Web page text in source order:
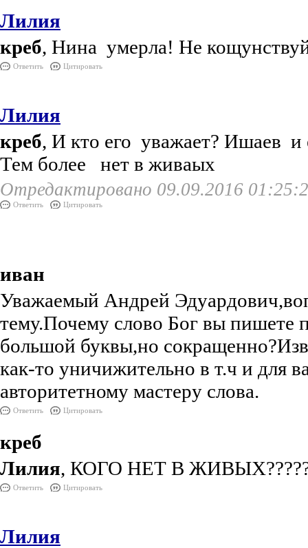
Лилия
креб, Нина умерла! Не
Ответить Цитировать
Лилия
креб, И кто его уважает? Ишаев и
Тем более нет в живаых
Отредактировано 09.09.2016
Ответить Цитировать
иван
Уважаемый Андрей
тему.Почему слово Бог вы пишете
большой буквы,но
как-то уничижительно в т.ч и для
авторитетному мастеру слова.
Ответить Цитировать
креб
Лилия, КОГО НЕТ В
Ответить Цитировать
Лилия